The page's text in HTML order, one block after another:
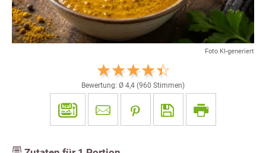
Foto KI-generiert
Bewertung: Ø 4,4 (960 Stimmen)